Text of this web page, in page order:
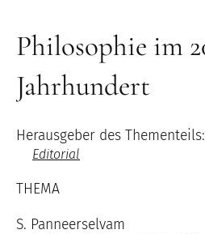
Philosophie im
Jahrhundert
Herausgeber des
Editorial
THEMA
S. Panneerselvam